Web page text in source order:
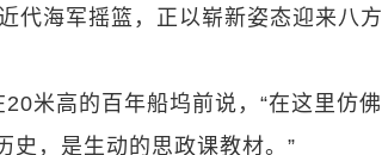
代海军摇篮，正以崭新姿态迎来八方
米高的百年船坞前说，“在这里仿佛
史，是生动的思政课教材。”